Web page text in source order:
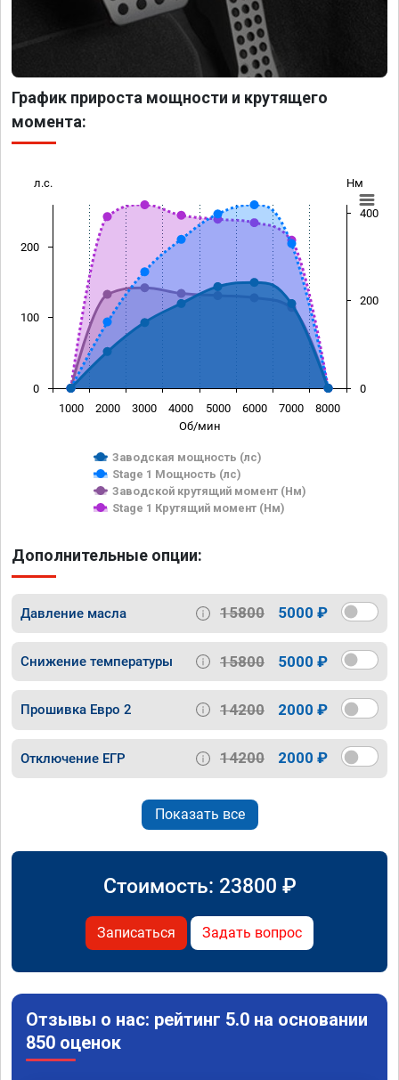
График прироста мощности и крутящего
момента:
Об/мин
л.с. Нм
Заводская мощность (лс)
Stage 1 Мощность (лс)
Заводской крутящий момент (Нм)
Stage 1 Крутящий момент (Нм)
1000 2000 3000 4000 5000 6000 7000 8000
0
100
200
0
200
400
Дополнительные опции:
Давление масла 15800 5000 ₽
Снижение температуры 15800 5000 ₽
Прошивка Евро 2 14200 2000 ₽
Отключение ЕГР 14200 2000 ₽
Показать все
Стоимость: 23800 ₽
Записаться Задать вопрос
Отзывы о нас: рейтинг 5.0 на основании
850 оценок